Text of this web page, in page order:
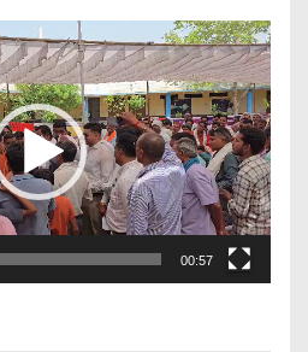
00:57